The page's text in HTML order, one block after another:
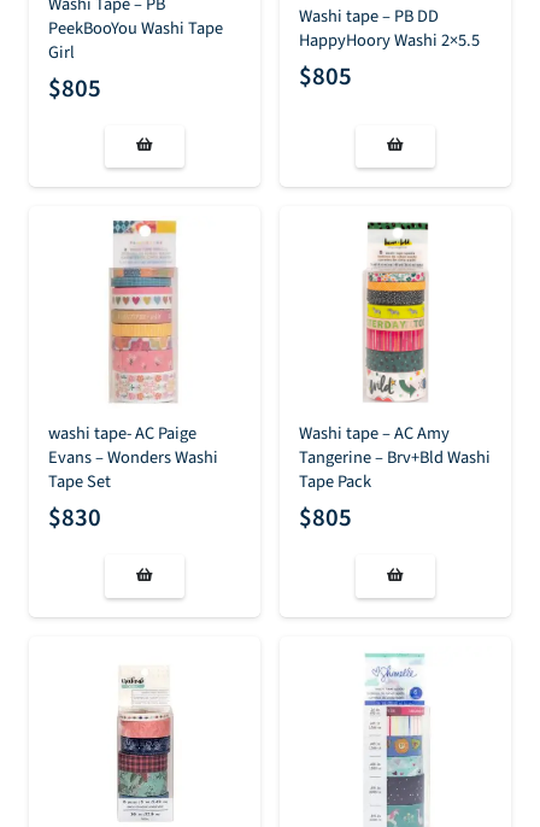
PeekBooYou Washi Tape
Girl
$805
Washi tape – PB DD
HappyHoory Washi 2×5.5
$805
washi tape- AC Paige
Evans – Wonders Washi
Tape Set
$830
Washi tape – AC Amy
Tangerine – Brv+Bld Washi
Tape Pack
$805